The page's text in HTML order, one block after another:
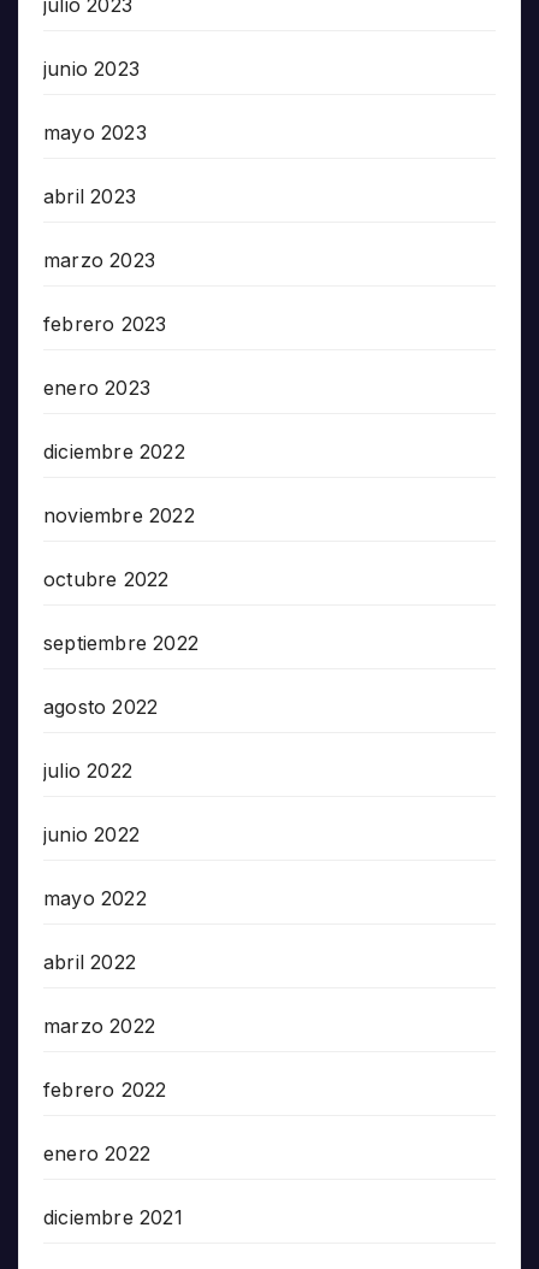
junio 2023
mayo 2023
abril 2023
marzo 2023
febrero 2023
enero 2023
diciembre 2022
noviembre 2022
octubre 2022
septiembre 2022
agosto 2022
julio 2022
junio 2022
mayo 2022
abril 2022
marzo 2022
febrero 2022
enero 2022
diciembre 2021